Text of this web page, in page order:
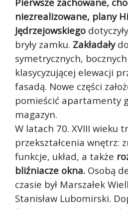
niezrealizowane, plany
Jędrzejowskiego
bryły zamku. Zakładały
symetrycznych,
klasycyzującej elewacji
fasadą. Nowe części
pomieścić apartamenty
magazyn.
W latach 70. XVIII wieku
przekształcenia wnętrz:
funkcje, układ, a także
bliźniacze okna. Osobą
czasie był Marszałek
Stanisław Lubomirski.